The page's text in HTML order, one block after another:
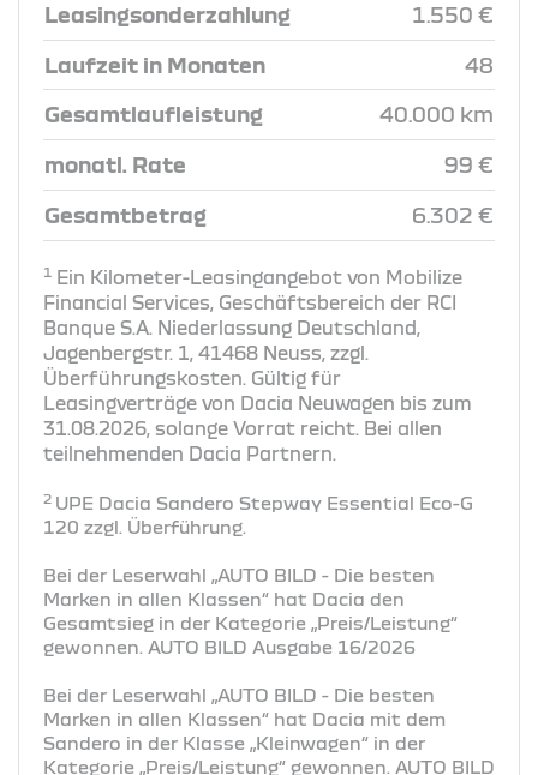
Leasingsonderzahlung 1.550 €
Laufzeit in Monaten 48
Gesamtlaufleistung 40.000 km
monatl. Rate 99 €
Gesamtbetrag 6.302 €
1 Ein Kilometer-Leasingangebot von Mobilize
Financial Services, Geschäftsbereich der RCI
Banque S.A. Niederlassung Deutschland,
Jagenbergstr. 1, 41468 Neuss, zzgl.
Überführungskosten. Gültig für
Leasingverträge von Dacia Neuwagen bis zum
31.08.2026, solange Vorrat reicht. Bei allen
teilnehmenden Dacia Partnern.
2 UPE Dacia Sandero Stepway Essential Eco-G
120 zzgl. Überführung.
Bei der Leserwahl „AUTO BILD - Die besten
Marken in allen Klassen“ hat Dacia den
Gesamtsieg in der Kategorie „Preis/Leistung“
gewonnen. AUTO BILD Ausgabe 16/2026
Bei der Leserwahl „AUTO BILD - Die besten
Marken in allen Klassen“ hat Dacia mit dem
Sandero in der Klasse „Kleinwagen“ in der
Kategorie „Preis/Leistung“ gewonnen. AUTO BILD